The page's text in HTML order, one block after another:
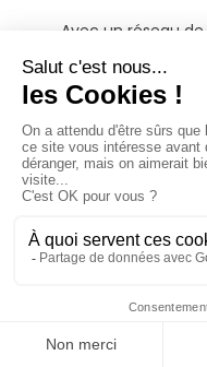
Avec un réseau
PhotoPresta est
comparez parmi toutes
de votre baptême
Regardez les portfolios
que leur style est en
Assurez-vous
photographe est en
donner une idée de la
de la façon dont il